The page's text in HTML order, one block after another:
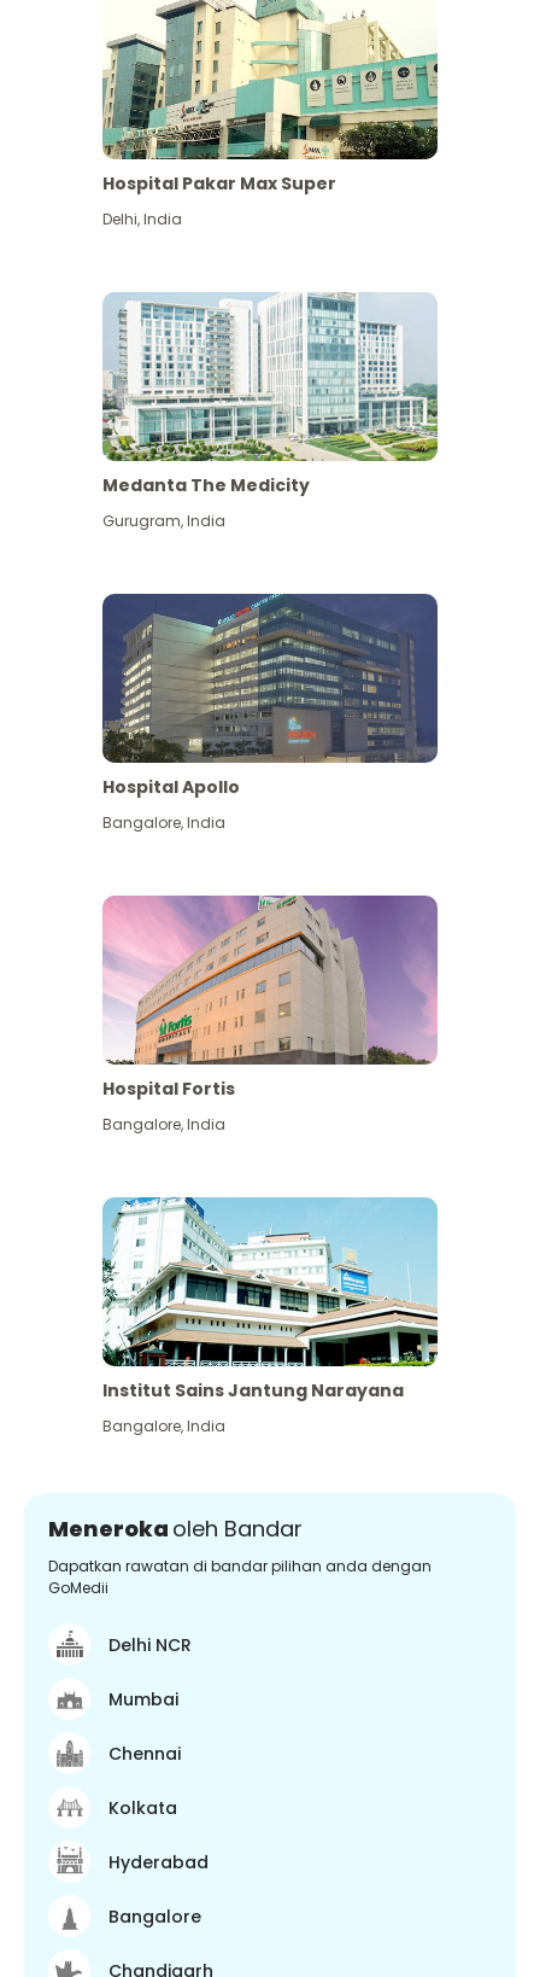
Hospital Pakar Max Super
Delhi,India
Medanta The Medicity
Gurugram,India
Hospital Apollo
Bangalore,India
Hospital Fortis
Bangalore,India
Institut Sains Jantung Narayana
Bangalore,India
Meneroka oleh Bandar
Dapatkan rawatan di bandar pilihan anda dengan
GoMedii
Delhi NCR
Mumbai
Chennai
Kolkata
Hyderabad
Bangalore
Chandigarh